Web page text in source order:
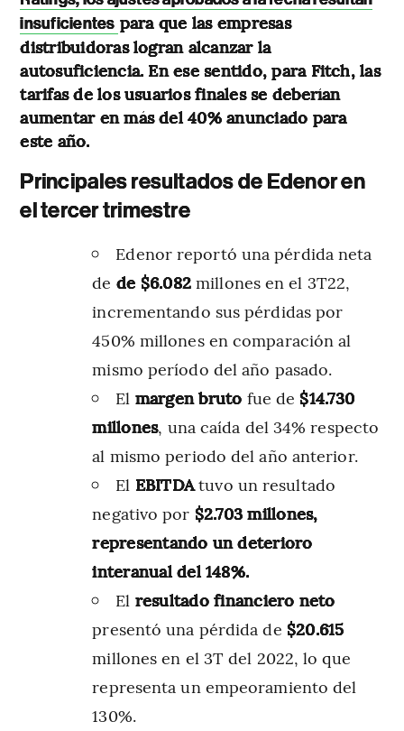
insuficientes para que las empresas
distribuidoras logran alcanzar la
autosuficiencia. En ese sentido, para Fitch, las
tarifas de los usuarios finales se deberían
aumentar en más del 40% anunciado para
este año.
Principales resultados de Edenor en
el tercer trimestre
Edenor reportó una pérdida neta
de de $6.082 millones en el 3T22,
incrementando sus pérdidas por
450% millones en comparación al
mismo período del año pasado.
El margen bruto fue de$14.730
millones, una caída del 34% respecto
al mismo periodo del año anterior.
El EBITDAtuvo un resultado
negativo por $2.703 millones,
representando un deterioro
interanual del 148%.
El resultado financiero neto
presentó una pérdida de $20.615
millones en el 3T del 2022, lo que
representa un empeoramiento del
130%.